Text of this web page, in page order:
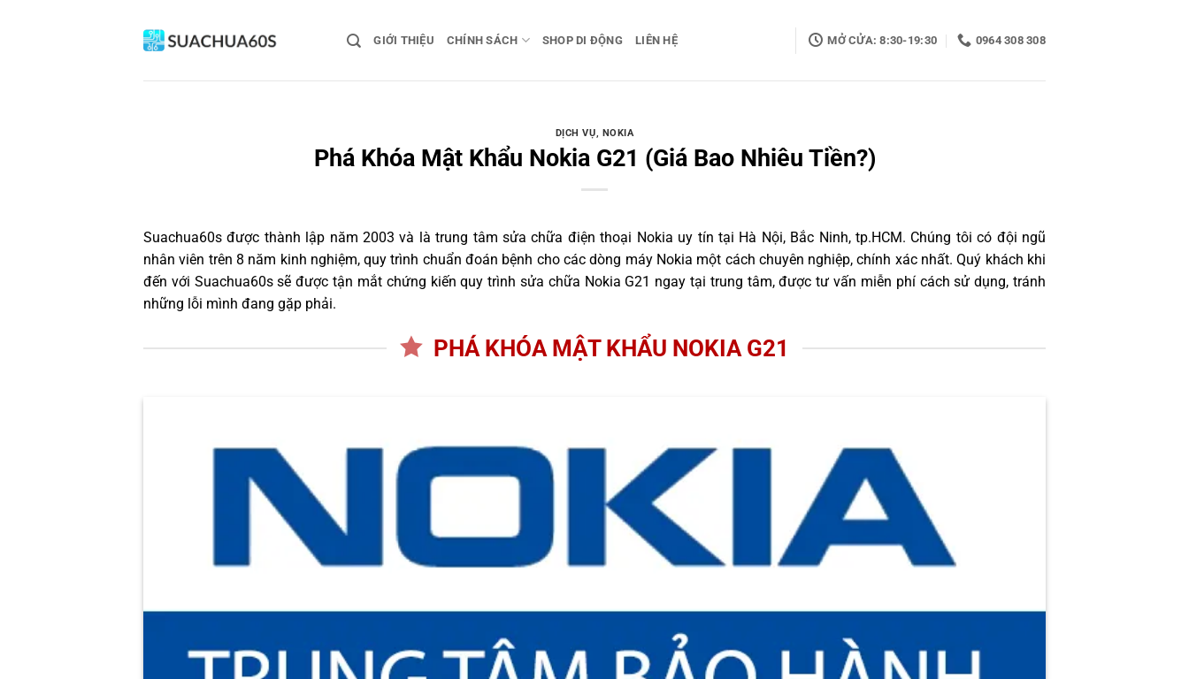
GIỚI THIỆU CHÍNH SÁCH SHOP DI ĐỘNG LIÊN HỆ MỞ CỬA: 8:30-19:30 0964 308 308
DỊCH VỤ, NOKIA
Phá Khóa Mật Khẩu Nokia G21 (Giá Bao Nhiêu Tiền?)
Suachua60s được thành lập năm 2003 và là trung tâm sửa chữa điện thoại Nokia uy tín tại Hà Nội, Bắc Ninh, tp.HCM. Chúng tôi có đội ngũ
nhân viên trên 8 năm kinh nghiệm, quy trình chuẩn đoán bệnh cho các dòng máy Nokia một cách chuyên nghiệp, chính xác nhất. Quý khách khi
đến với Suachua60s sẽ được tận mắt chứng kiến quy trình sửa chữa Nokia G21 ngay tại trung tâm, được tư vấn miễn phí cách sử dụng, tránh
những lỗi mình đang gặp phải.
PHÁ KHÓA MẬT KHẨU NOKIA G21